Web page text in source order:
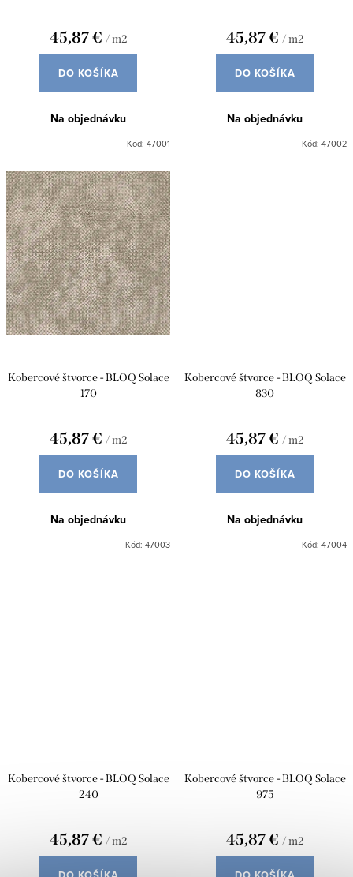
45,87 € / m2
DO KOŠÍKA
Na objednávku
Kód: 47001
45,87 € / m2
DO KOŠÍKA
Na objednávku
Kód: 47002
Kobercové štvorce - BLOQ Solace
170
45,87 € / m2
DO KOŠÍKA
Na objednávku
Kód: 47003
Kobercové štvorce - BLOQ Solace
830
45,87 € / m2
DO KOŠÍKA
Na objednávku
Kód: 47004
Kobercové štvorce - BLOQ Solace
240
45,87 € / m2
Kobercové štvorce - BLOQ Solace
975
45,87 € / m2